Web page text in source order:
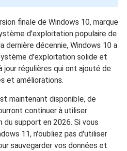
finale de Windows 10, marque
d'exploitation populaire de
dernière décennie, Windows 10 a
d'exploitation solide et
jour régulières qui ont ajouté de
et améliorations.
maintenant disponible, de
continuer à utiliser
du support en 2026. Si vous
11, n'oubliez pas d'utiliser
sauvegarder vos données et